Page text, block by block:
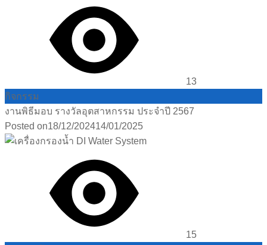
13
กิจกรรม
งานพิธีมอบ รางวัลอุตสาหกรรม ประจำปี 2567
Posted on18/12/202414/01/2025
15